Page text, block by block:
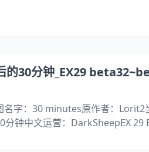
的30分钟_EX29
名字：30 minutes原作者：
分钟中文运营：DarkSheepEX
能与技能进行了优化，同时修复